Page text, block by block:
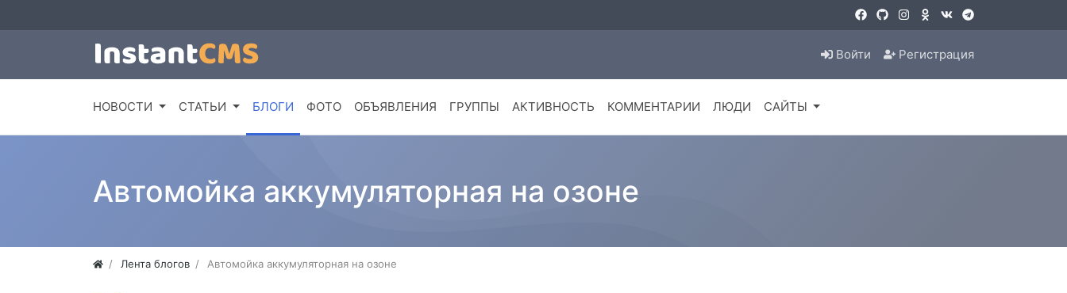
Войти Регистрация
НОВОСТИ СТАТЬИ БЛОГИ ФОТО ОБЪЯВЛЕНИЯ ГРУППЫ АКТИВНОСТЬ КОММЕНТАРИИ ЛЮДИ САЙТЫ
Автомойка аккумуляторная на озоне
Лента блогов Автомойка аккумуляторная на озоне